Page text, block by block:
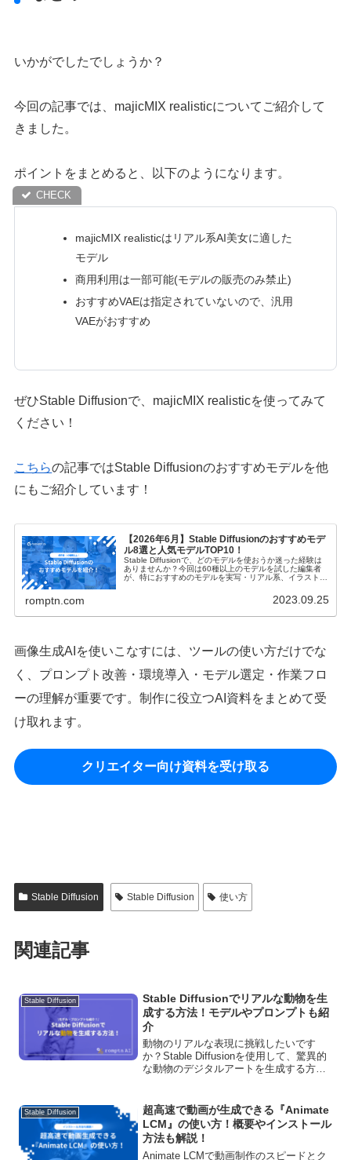
いかがでしたでしょうか？
今回の記事では、majicMIX realisticについてご紹介して
きました。
ポイントをまとめると、以下のようになります。
majicMIX realisticはリアル系AI美女に適した
モデル
商用利用は一部可能(モデルの販売のみ禁止)
おすすめVAEは指定されていないので、汎用
VAEがおすすめ
ぜひStable Diffusionで、majicMIX realisticを使ってみて
ください！
こちらの記事ではStable Diffusionのおすすめモデルを他
にもご紹介しています！
【2026年6月】Stable Diffusionのおすすめモデ
ル8選と人気モデルTOP10！
Stable Diffusionで、どのモデルを使おうか迷った経験は
ありませんか？今回は60種以上のモデルを試した編集者
が、特におすすめのモデルを実写・リアル系、イラスト・
romptn.com 2023.09.25
画像生成AIを使いこなすには、ツールの使い方だけでな
く、プロンプト改善・環境導入・モデル選定・作業フロ
ーの理解が重要です。制作に役立つAI資料をまとめて受
け取れます。
クリエイター向け資料を受け取る
Stable Diffusion Stable Diffusion 使い方
関連記事
Stable Diffusion
Stable Diffusionでリアルな動物を生
成する方法！モデルやプロンプトも紹
介
動物のリアルな表現に挑戦したいです
か？Stable Diffusionを使用して、驚異的
な動物のデジタルアートを生成する方法
あなたもクリエイティブな作品を作り始
めましょう。
Stable Diffusion
超高速で動画が生成できる『Animate
LCM』の使い方！概要やインストール
方法も解説！
Animate LCMで動画制作のスピードとク